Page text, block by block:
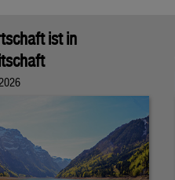
ist in